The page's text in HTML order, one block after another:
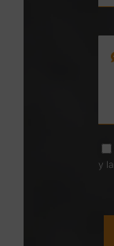
y la